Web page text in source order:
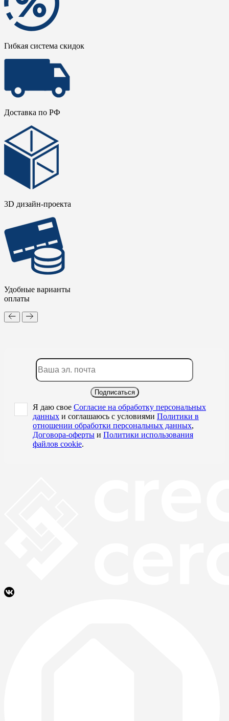
Гибкая система скидок
Доставка по РФ
3D дизайн-проекта
Удобные варианты
оплаты
Подписаться
Я даю свое Согласие на обработку персональных
данных и соглашаюсь с условиями Политики в
отношении обработки персональных данных,
Договора-оферты и Политики использования
файлов cookie.